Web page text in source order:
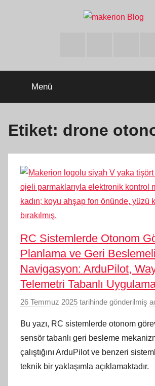
Menü
Etiket: drone
RC Sistemlerde Otonom
Planlama ve Geri Beslemeli
Navigasyon: ArduPilot,
Telemetri Tabanlı
26 Temmuz 2025 tarihinde gönderilmiş
Bu yazı, RC sistemlerde otonom
sensör tabanlı geri besleme
çalıştığını ArduPilot ve benzeri
teknik bir yaklaşımla açıklamaktadır.